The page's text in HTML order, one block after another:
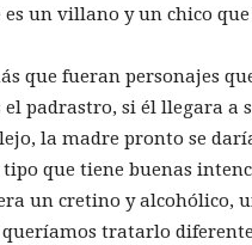
un villano y un chico
que fueran personajes
el padrastro, si él llegara
la madre pronto se
tipo que tiene buenas
un cretino y alcohólico,
tratarlo